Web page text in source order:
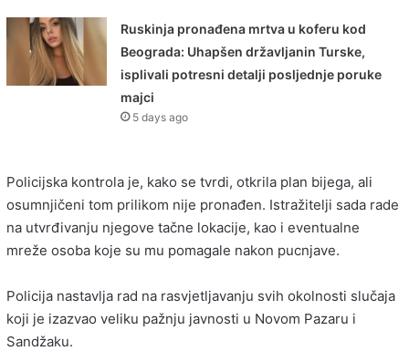
Ruskinja pronađena mrtva u koferu kod
Beograda: Uhapšen državljanin Turske,
isplivali potresni detalji posljednje poruke
majci
5 days ago
Policijska kontrola je, kako se tvrdi, otkrila plan bijega, ali
osumnjičeni tom prilikom nije pronađen. Istražitelji sada rade
na utvrđivanju njegove tačne lokacije, kao i eventualne
mreže osoba koje su mu pomagale nakon pucnjave.
Policija nastavlja rad na rasvjetljavanju svih okolnosti slučaja
koji je izazvao veliku pažnju javnosti u Novom Pazaru i
Sandžaku.